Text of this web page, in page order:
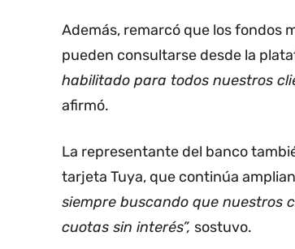
Además, remarcó que los fondos
pueden consultarse desde la
habilitado para todos nuestros
afirmó.
La representante del banco
tarjeta Tuya, que continúa
siempre buscando que nuestros
cuotas sin interés”, sostuvo.